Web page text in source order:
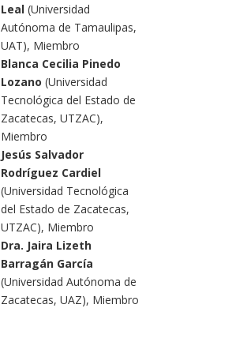
Leal (Universidad
Autónoma de Tamaulipas,
UAT), Miembro
Blanca Cecilia Pinedo
Lozano (Universidad
Tecnológica del Estado de
Zacatecas, UTZAC),
Miembro
Jesús Salvador
Rodríguez Cardiel
(Universidad Tecnológica
del Estado de Zacatecas,
UTZAC), Miembro
Dra. Jaira Lizeth
Barragán García
(Universidad Autónoma de
Zacatecas, UAZ), Miembro